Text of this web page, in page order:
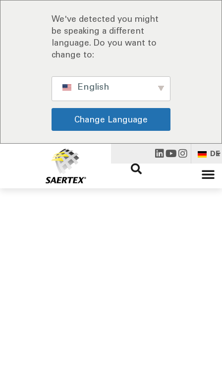
We've detected you might
be speaking a different
language. Do you want to
change to:
English
Change Language
DE